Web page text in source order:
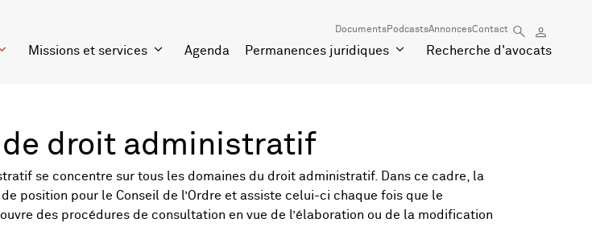
DocumentsPodcastsAnnoncesContact
Missions et services Agenda Permanences juridiques Recherche d'avocats
de droit administratif
se concentre sur tous les domaines du droit administratif. Dans ce cadre, la
position pour le Conseil de l’Ordre et assiste celui-ci chaque fois que le
des procédures de consultation en vue de l’élaboration ou de la modification